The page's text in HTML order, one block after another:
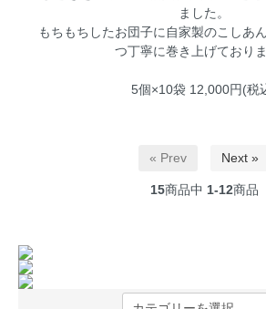
ました。
もちもちしたお団子に自家製のこしあ
つ丁寧に巻き上げておりま
5個×10袋 12,000円(税
« Prev Next »
15商品中 1-12商品